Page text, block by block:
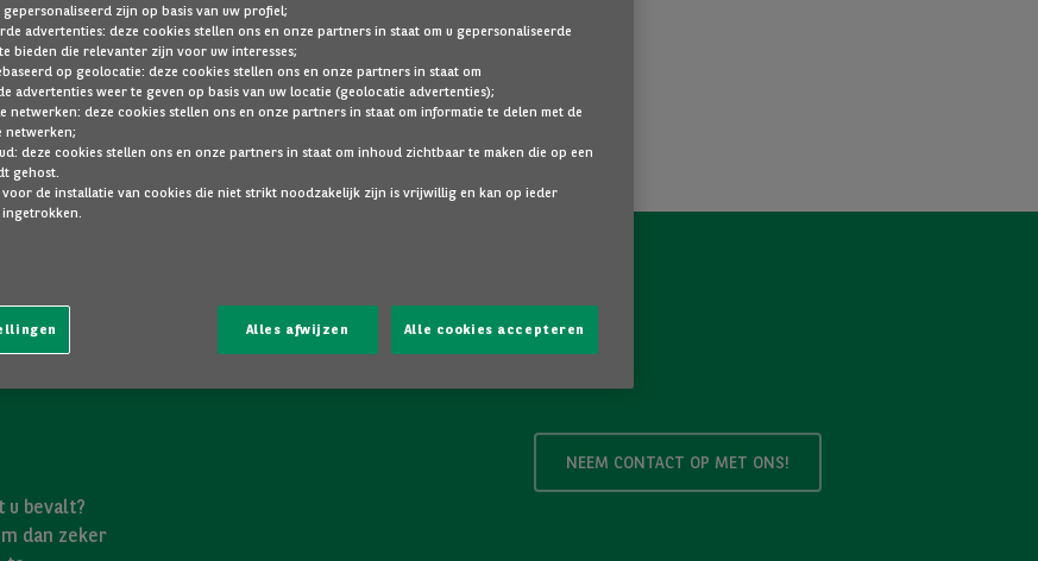
TERUG NAAR DE STARTPAGINA
TOON AL ONZE VOERTUIGEN
u bevalt?
dan zeker
NEEM CONTACT OP MET ONS!
zijn op basis van uw profiel;
advertenties: deze cookies stellen ons en onze partners in staat om u gepersonaliseerde
bieden die relevanter zijn voor uw interesses;
op geolocatie: deze cookies stellen ons en onze partners in staat om
advertenties weer te geven op basis van uw locatie (geolocatie advertenties);
netwerken: deze cookies stellen ons en onze partners in staat om informatie te delen met de
netwerken;
deze cookies stellen ons en onze partners in staat om inhoud zichtbaar te maken die op een
gehost.
voor de installatie van cookies die niet strikt noodzakelijk zijn is vrijwillig en kan op ieder
Alles afwijzen Alle cookies accepteren